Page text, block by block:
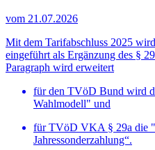
vom 21.07.2026
Mit dem Tarifabschluss 2025
eingeführt als Ergänzung des §
Paragraph wird erweitert
für den TVöD Bund wird
Wahlmodell" und
für TVöD VKA § 29a die
Jahressonderzahlung“.